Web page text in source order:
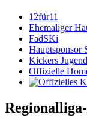
12für11
Ehemaliger
FadSKi
Hauptsponsor
Kickers Jugend
Offizielle